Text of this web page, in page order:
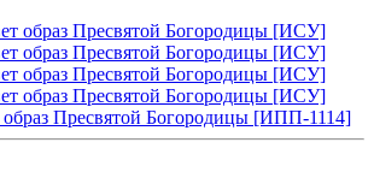
Пресвятой Богородицы [ИПП-1114]